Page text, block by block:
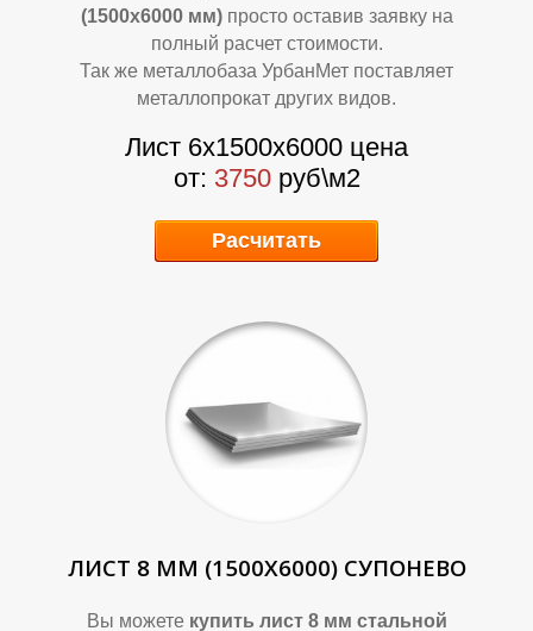
А
(1500х6000 мм) просто оставив заявку на
полный расчет стоимости.
Так же металлобаза УрбанМет поставляет
металлопрокат других видов.
Лист 6х1500х6000 цена
от: 3750 руб\м2
Расчитать
ЛИСТ 8 ММ (1500Х6000) СУПОНЕВО
Вы можете купить лист 8 мм стальной
А